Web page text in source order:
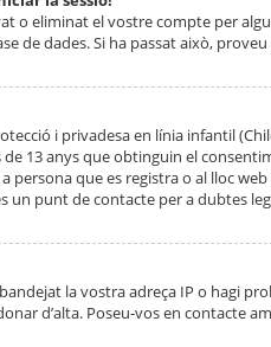
o eliminat el vostre compte per
de dades. Si ha passat això,
i privadesa en línia infantil
13 anys que obtinguin el
persona que es registra o al lloc
punt de contacte per a dubtes
la vostra adreça IP o hagi
d’alta. Poseu-vos en contacte